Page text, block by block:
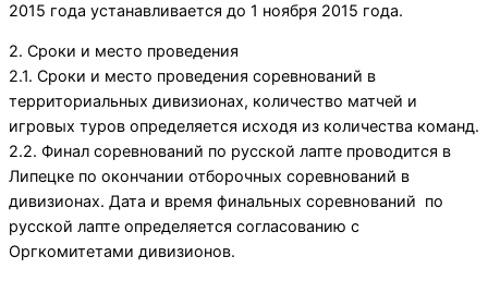
2015 года устанавливается до 1 ноября 2015 года.
2. Сроки и место проведения
2.1. Сроки и место проведения соревнований в
территориальных дивизионах, количество матчей и
игровых туров определяется исходя из количества команд.
2.2. Финал соревнований по русской лапте проводится в
Липецке по окончании отборочных соревнований в
дивизионах. Дата и время финальных соревнований по
русской лапте определяется согласованию с
Оргкомитетами дивизионов.